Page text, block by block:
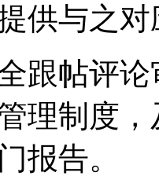
供与之
跟帖评
理制度
报告。